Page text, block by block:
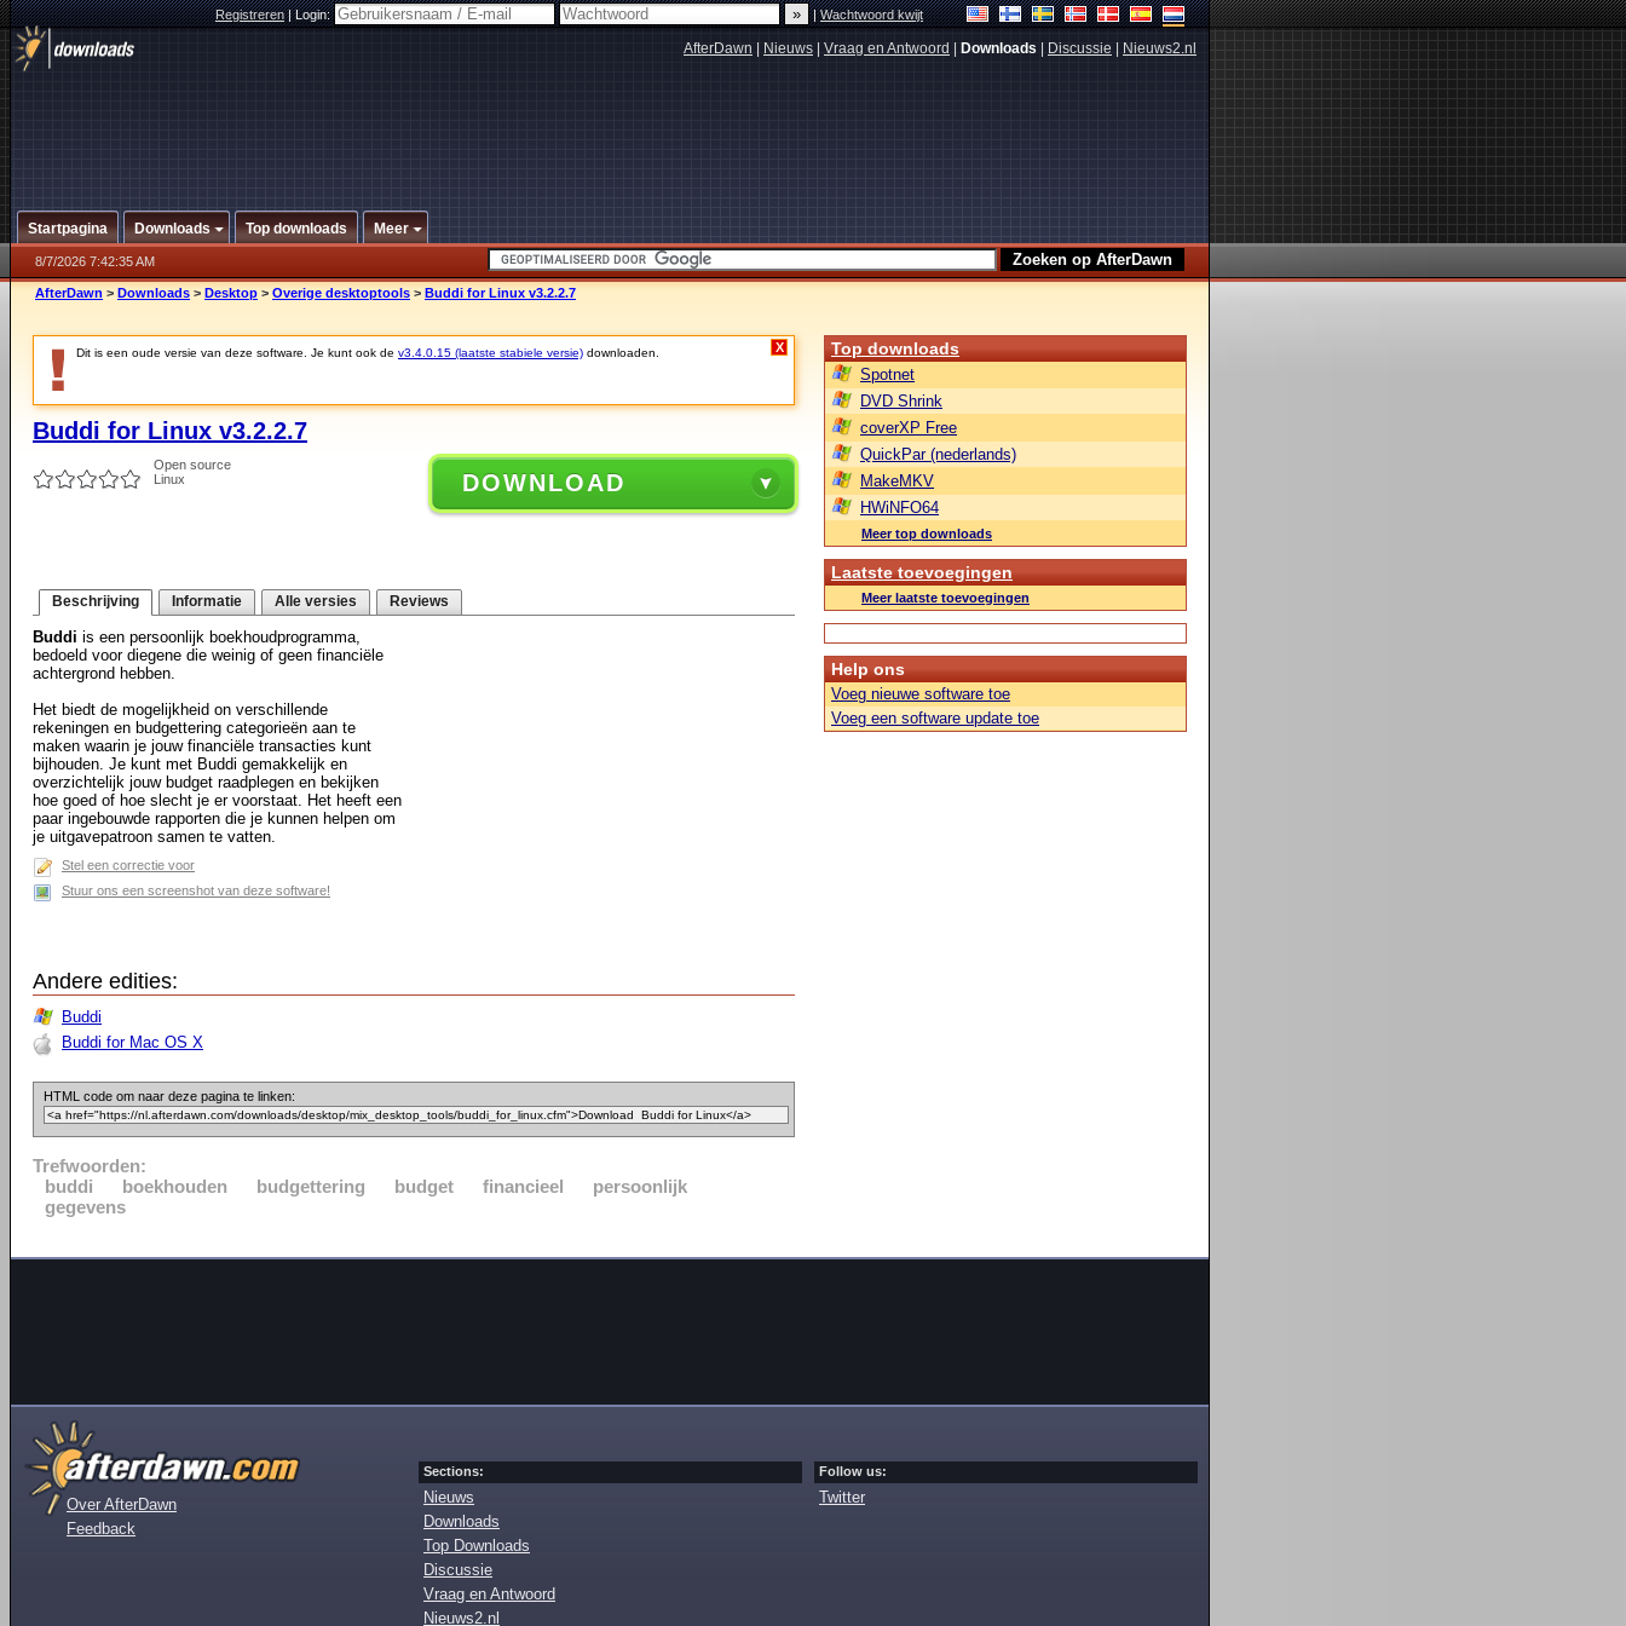
Registreren|Login: |Wachtwoord kwijt
AfterDawn Nieuws Vraag en Antwoord Downloads Discussie Nieuws2.nl
Startpagina Downloads Top downloads Meer
8/7/2026 7:42:35 AM
AfterDawn > Downloads > Desktop > Overige desktoptools > Buddi for Linux v3.2.2.7
Dit is een oude versie van deze software. Je kunt ook de v3.4.0.15 (laatste stabiele versie) downloaden. X
Buddi for Linux v3.2.2.7
Open source
Linux
DOWNLOAD
Beschrijving Informatie Alle versies Reviews
Buddi is een persoonlijk boekhoudprogramma,
bedoeld voor diegene die weinig of geen financiële
achtergrond hebben.
Het biedt de mogelijkheid on verschillende
rekeningen en budgettering categorieën aan te
maken waarin je jouw financiële transacties kunt
bijhouden. Je kunt met Buddi gemakkelijk en
overzichtelijk jouw budget raadplegen en bekijken
hoe goed of hoe slecht je er voorstaat. Het heeft een
paar ingebouwde rapporten die je kunnen helpen om
je uitgavepatroon samen te vatten.
Stel een correctie voor
Stuur ons een screenshot van deze software!
Andere edities:
Buddi
Buddi for Mac OS X
HTML code om naar deze pagina te linken:
Trefwoorden:
buddi
boekhouden budgettering budget financieel
persoonlijk
gegevens
Top downloads
Spotnet
DVD Shrink
coverXP Free
QuickPar (nederlands)
MakeMKV
HWiNFO64
Meer top downloads
Laatste toevoegingen
Meer laatste toevoegingen
Help ons
Voeg nieuwe software toe
Voeg een software update toe
Over AfterDawn
Feedback
Sections:
Nieuws
Downloads
Top Downloads
Discussie
Vraag en Antwoord
Nieuws2.nl
Follow us:
Twitter